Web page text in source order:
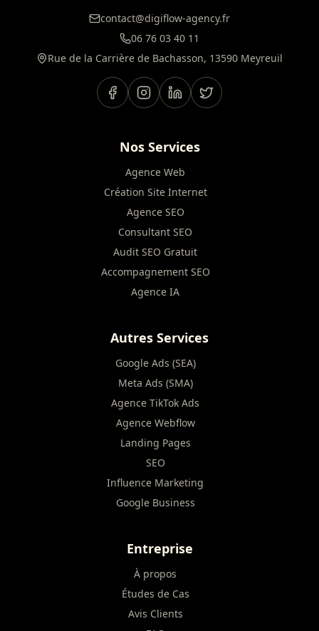
contact@digiflow-agency.fr
06 76 03 40 11
Rue de la Carrière de Bachasson, 13590 Meyreuil
Nos Services
Agence Web
Création Site Internet
Agence SEO
Consultant SEO
Audit SEO Gratuit
Accompagnement SEO
Agence IA
Autres Services
Google Ads (SEA)
Meta Ads (SMA)
Agence TikTok Ads
Agence Webflow
Landing Pages
SEO
Influence Marketing
Google Business
Entreprise
À propos
Études de Cas
Avis Clients